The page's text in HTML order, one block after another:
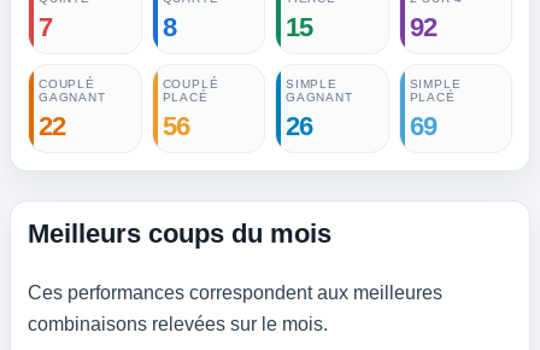
7 8 15 92
COUPLÉ
GAGNANT
22
COUPLÉ
PLACÉ
56
SIMPLE
GAGNANT
26
SIMPLE
PLACÉ
69
Meilleurs coups du mois
Ces performances correspondent aux meilleures
combinaisons relevées sur le mois.